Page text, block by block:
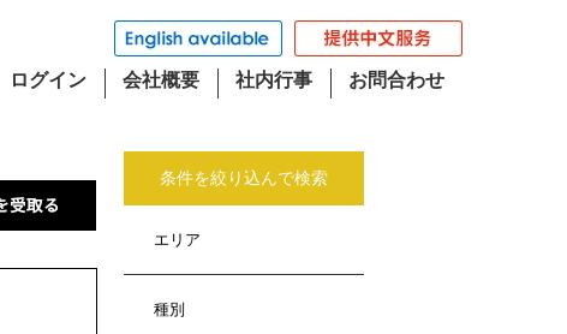
ログイン 会社概要 社内行事 お問合わせ
条件を絞り込んで検索
エリア
種別